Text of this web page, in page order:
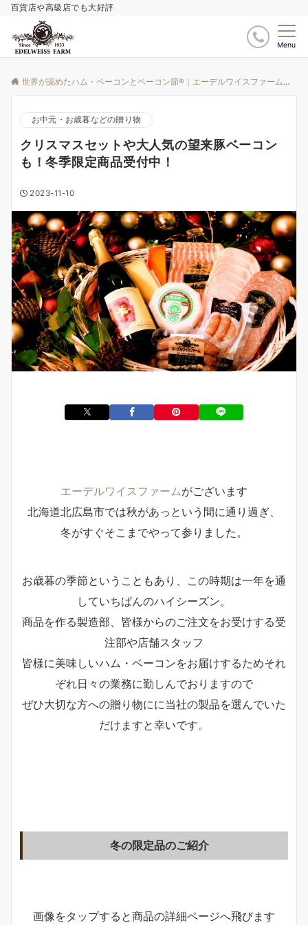
百貨店や高級店でも大好評
Menu
世界が認めたハム・ベーコンとベーコン節®｜エーデルワイスファーム
お中元・お歳暮などの贈り物
クリスマスセットや大人気の望来豚ベーコン
も！冬季限定商品受付中！
2023-11-10
エーデルワイスファームがございます
北海道北広島市では秋があっという間に通り過ぎ、
冬がすぐそこまでやって参りました。
お歳暮の季節ということもあり、この時期は一年を通
していちばんのハイシーズン。
商品を作る製造部、皆様からのご注文をお受けする受
注部や店舗スタッフ
皆様に美味しいハム・ベーコンをお届けするためそれ
ぞれ日々の業務に勤しんでおりますので
ぜひ大切な方への贈り物にに当社の製品を選んでいた
だけますと幸いです。
冬の限定品のご紹介
画像をタップすると商品の詳細ページへ飛びます